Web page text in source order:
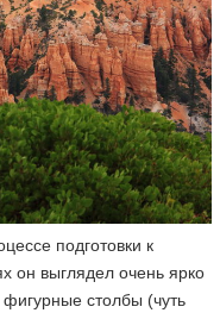
подготовки к
он выглядел очень ярко
столбы (чуть